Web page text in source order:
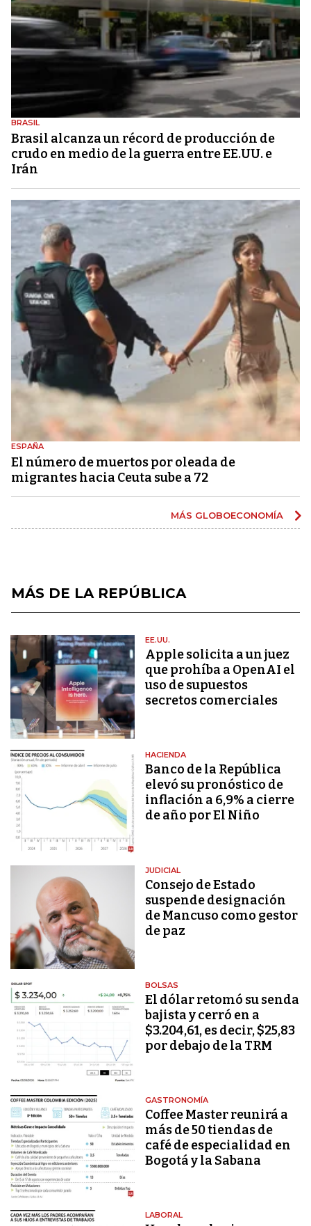
BRASIL
Brasil alcanza un récord de producción de
crudo en medio de la guerra entre EE.UU. e
Irán
ESPAÑA
El número de muertos por oleada de
migrantes hacia Ceuta sube a 72
MÁS GLOBOECONOMÍA
MÁS DE LA REPÚBLICA
EE.UU.
Apple solicita a un juez
que prohíba a OpenAI el
uso de supuestos
secretos comerciales
HACIENDA
Banco de la República
elevó su pronóstico de
inflación a 6,9% a cierre
de año por El Niño
JUDICIAL
Consejo de Estado
suspende designación
de Mancuso como gestor
de paz
BOLSAS
El dólar retomó su senda
bajista y cerró en a
$3.204,61, es decir, $25,83
por debajo de la TRM
GASTRONOMÍA
Coffee Master reunirá a
más de 50 tiendas de
café de especialidad en
Bogotá y la Sabana
LABORAL